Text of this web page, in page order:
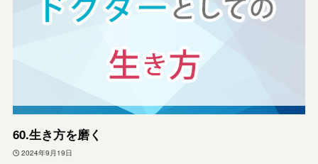
60.生き方を磨く
2024年9月19日